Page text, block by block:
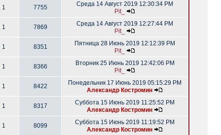
1 7755
Среда 14 Август 2019 12:30:34 PM
Pit_
1 7869
Среда 14 Август 2019 12:27:44 PM
Pit_
1 8351
Пятница 28 Июнь 2019 12:12:39 PM
Pit_
1 8366
Вторник 25 Июнь 2019 12:42:06 PM
Pit_
1 8422
Понедельник 17 Июнь 2019 05:15:29 PM
Александр Костромин
1 8317
Суббота 15 Июнь 2019 11:25:52 PM
Александр Костромин
1 8099
Суббота 15 Июнь 2019 11:19:52 PM
Александр Костромин